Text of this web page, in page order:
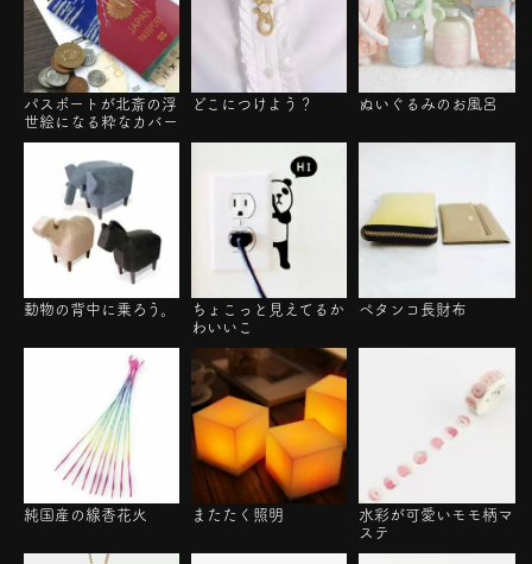
パスポートが北斎の浮
世絵になる粋なカバー
どこにつけよう？ ぬいぐるみのお風呂
動物の背中に乗ろう。
ちょこっと見えてるか
わいいこ
ペタンコ長財布
純国産の線香花火 またたく照明
水彩が可愛いモモ柄マ
ステ